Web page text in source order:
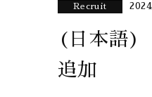
Recruit
(日本語)
追加